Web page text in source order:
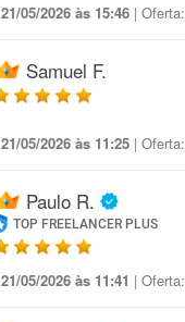
21/05/2026 às 15:46 | Oferta:
Samuel F.
21/05/2026 às 11:25 | Oferta:
Paulo R.
TOP FREELANCER PLUS
21/05/2026 às 11:41 | Oferta: